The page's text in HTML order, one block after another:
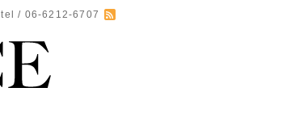
tel / 06-6212-6707